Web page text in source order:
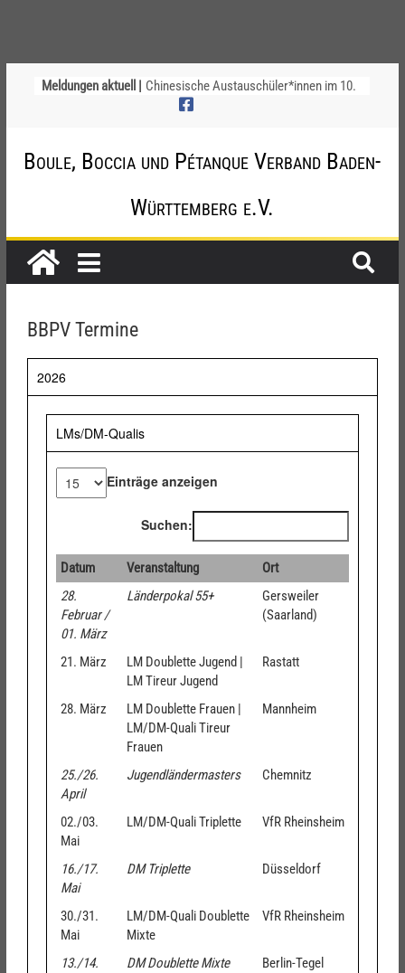
Meldungen aktuell | Chinesische Austauschüler*innen im 10.
Jahr beim TSV Badenia Feudenheim
12. / 13. September 2026 – die
Einladung zur Jugendvollversammlung
am 20.09.2026
Startliste DM-Qualifikation Doublette
Boule, Boccia und Pétanque Verband Baden-
Württemberg e.V.
BBPV Termine
2026
LMs/DM-Qualis
Einträge anzeigen
Suchen:
Datum Veranstaltung
Ort
28.
Februar /
01. März
Länderpokal 55+
Gersweiler
(Saarland)
21. März
LM Doublette Jugend |
LM Tireur Jugend
Rastatt
28. März
LM Doublette Frauen |
LM/DM-Quali Tireur
Frauen
Mannheim
25./26.
April
Jugendländermasters Chemnitz
02./03.
Mai
LM/DM-Quali Triplette VfR Rheinsheim
16./17.
Mai
DM Triplette Düsseldorf
30./31.
Mai
LM/DM-Quali Doublette
Mixte
VfR Rheinsheim
13./14.
DM Doublette Mixte Berlin-Tegel